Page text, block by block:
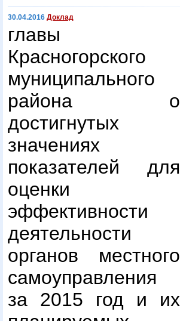
30.04.2016 Доклад
главы
Красногорского
муниципального
района о
достигнутых
значениях
показателей для
оценки
эффективности
деятельности
органов местного
самоуправления
за 2015 год и их